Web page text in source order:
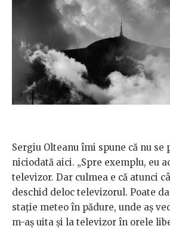
Sergiu Olteanu îmi spune că nu se
niciodată aici. „Spre exemplu, eu
televizor. Dar culmea e că atunci
deschid deloc televizorul. Poate
stație meteo în pădure, unde aș
m-aș uita și la televizor în orele